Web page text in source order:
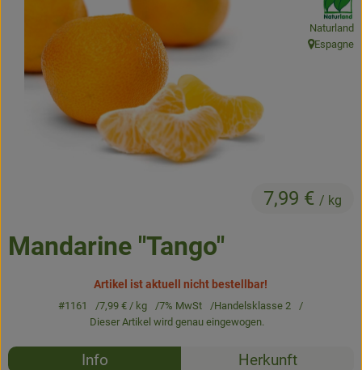
Obst & Gemüse
Kühltheke
Backwaren
Schnupperangebote
Über uns
Mandarine "Tango"
7,99 € / kg
Naturland
, Herkunft:
Espagne
Artikel ist aktuell nicht bestellbar!
#1161 7,99 €/ kg 7% MwSt
Handelsklasse 2
Dieser Artikel wird genau eingewogen.
Rezepte
Info Herkunft